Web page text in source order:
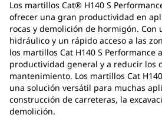
Los martillos Cat® H140 S
ofrecer una gran productividad en
rocas y demolición de hormigón. Con
hidráulico y un rápido acceso a las
los martillos Cat H140 S Performance
productividad general y a reducir los
mantenimiento. Los martillos Cat
una solución versátil para muchas
construcción de carreteras, la
demolición.